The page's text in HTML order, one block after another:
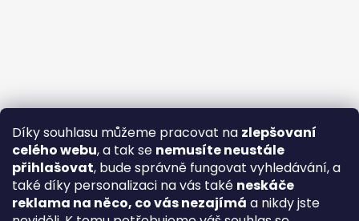
Díky souhlasu můžeme pracovat na zlepšovaní
celého webu, a tak se nemusíte neustále
přihlašovat, bude správně fungovat vyhledávání, a
také díky personalizaci na vás také neskáče
reklama na něco, co vás nezajímá a nikdy jste